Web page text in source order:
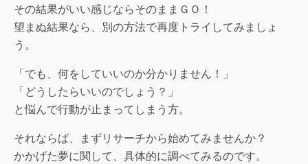
その結果がいい感じならそのままＧＯ！
望まぬ結果なら、別の方法で再度トライしてみましょ
う。
「でも、何をしていいのか分かりません！」
「どうしたらいいのでしょう？」
と悩んで行動が止まってしまう方。
それならば、まずリサーチから始めてみませんか？
かかげた夢に関して、具体的に調べてみるのです。